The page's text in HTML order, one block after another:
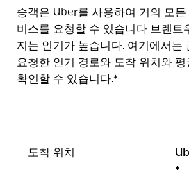
승객은 Uber를 사용하여 거의 모든
비스를 요청할 수 있습니다 브렌트
지는 인기가 높습니다. 여기에서는
요청한 인기 경로와 도착 위치와
확인할 수 있습니다.*
도착 위치
*